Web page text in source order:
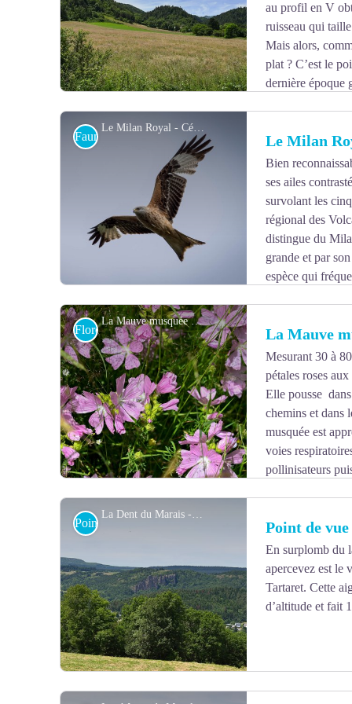
Voir l'image en plein écran
au profil en V
ruisseau qui
Mais alors,
plat ? C’est le
dernière époque
Le Milan Royal - Cédric Seguin
Voir l'image en plein écran
Faune Le Milan
Bien
ses ailes
survolant les
régional des
distingue du
grande et par
espèce qui
déclin des populations est constaté, et plusieurs
cours avec la Ligue de Protection des Oiseaux.
sont un bastion pour cette espèce !
La Mauve musquée - Valérianne Monnet
Voir l'image en plein écran
Flore La Mauve
Mesurant 30 à
pétales roses
Elle pousse
chemins et dans
musquée est
voies
pollinisateurs
La Dent du Marais - Valérianne Monnet
Point de vue Point de
En surplomb du
apercevez est le
Tartaret. Cette
d’altitude et fait